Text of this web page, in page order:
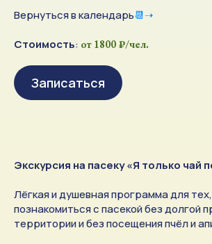
Вернуться в календарь📆➝
Стоимость: от 1800 ₽/чел.
Записаться
Экскурсия на пасеку «Я только чай
Лёгкая и душевная программа для
познакомиться с пасекой без долгой
территории и без посещения пчёл и